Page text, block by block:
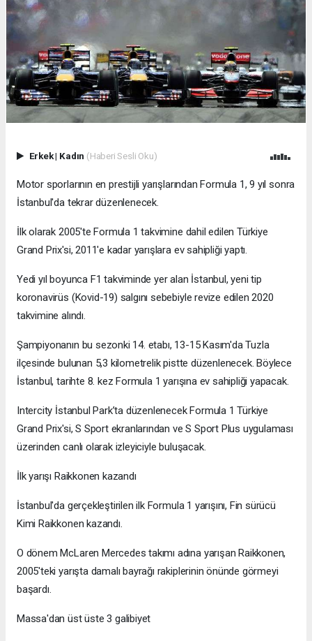
Erkek| Kadın (Haberi Sesli Oku)
Motor sporlarının en prestijli yarışlarından Formula 1, 9 yıl sonra
İstanbul'da tekrar düzenlenecek.
İlk olarak 2005'te Formula 1 takvimine dahil edilen Türkiye
Grand Prix'si, 2011'e kadar yarışlara ev sahipliği yaptı.
Yedi yıl boyunca F1 takviminde yer alan İstanbul, yeni tip
koronavirüs (Kovid-19) salgını sebebiyle revize edilen 2020
takvimine alındı.
Şampiyonanın bu sezonki 14. etabı, 13-15 Kasım'da Tuzla
ilçesinde bulunan 5,3 kilometrelik pistte düzenlenecek. Böylece
İstanbul, tarihte 8. kez Formula 1 yarışına ev sahipliği yapacak.
Intercity İstanbul Park’ta düzenlenecek Formula 1 Türkiye
Grand Prix'si, S Sport ekranlarından ve S Sport Plus uygulaması
üzerinden canlı olarak izleyiciyle buluşacak.
İlk yarışı Raikkonen kazandı
İstanbul'da gerçekleştirilen ilk Formula 1 yarışını, Fin sürücü
Kimi Raikkonen kazandı.
O dönem McLaren Mercedes takımı adına yarışan Raikkonen,
2005'teki yarışta damalı bayrağı rakiplerinin önünde görmeyi
başardı.
Massa'dan üst üste 3 galibiyet